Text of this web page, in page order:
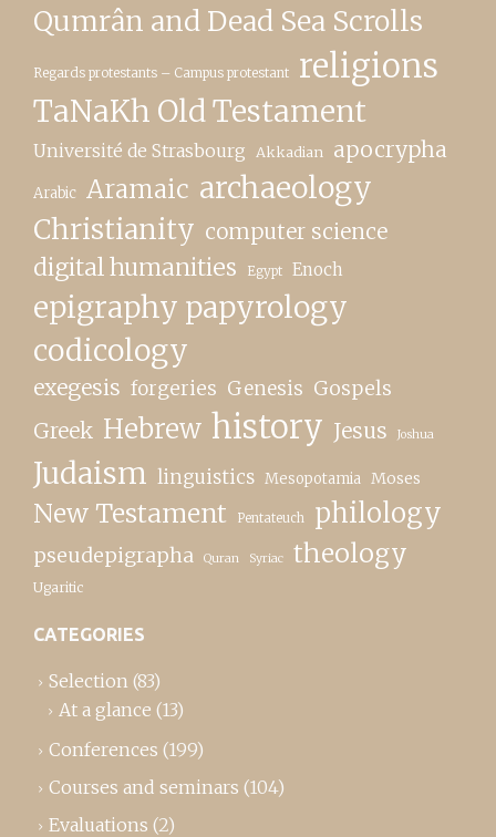
Qumrân and Dead Sea Scrolls
Regards protestants – Campus protestant religions
TaNaKh Old Testament
Université de Strasbourg Akkadian apocrypha
Arabic Aramaic archaeology
Christianity computer science
digital humanities Egypt Enoch
epigraphy papyrology
codicology
exegesis forgeries Genesis Gospels
Greek Hebrew history Jesus Joshua
Judaism linguistics Mesopotamia Moses
New Testament Pentateuch philology
pseudepigrapha Quran Syriac theology
Ugaritic
CATEGORIES
Selection (83)
At a glance (13)
Conferences (199)
Courses and seminars (104)
Evaluations (2)